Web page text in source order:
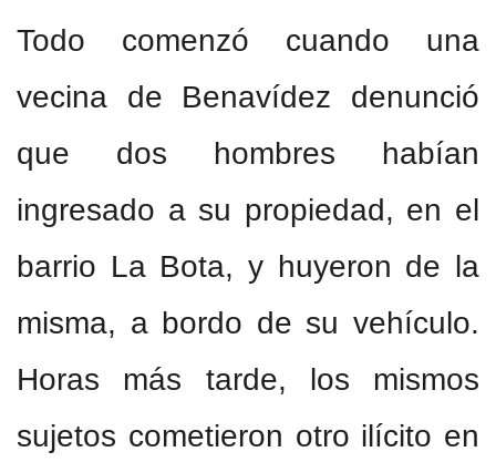
Todo comenzó cuando una
vecina de Benavídez denunció
que dos hombres habían
ingresado a su propiedad, en el
barrio La Bota, y huyeron de la
misma, a bordo de su vehículo.
Horas más tarde, los mismos
sujetos cometieron otro ilícito en